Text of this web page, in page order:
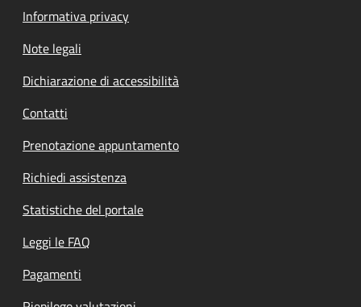
Informativa privacy
Note legali
Dichiarazione di accessibilità
Contatti
Prenotazione appuntamento
Richiedi assistenza
Statistiche del portale
Leggi le FAQ
Pagamenti